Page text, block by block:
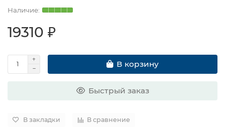
19310 ₽
В корзину
Быстрый заказ
В закладки В сравнение